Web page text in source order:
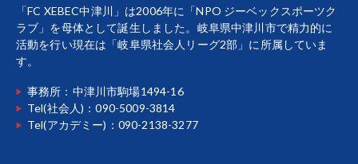
「FC XEBEC中津川」は2006年に「NPO ジーベックスポーツク
ラブ」を母体として誕生しました。岐阜県中津川市で精力的に
活動を行い現在は「岐阜県社会人リーグ2部」に所属していま
す。
事務所：中津川市駒場1494-16
Tel(社会人)：090-5009-3814
Tel(アカデミー)：090-2138-3277